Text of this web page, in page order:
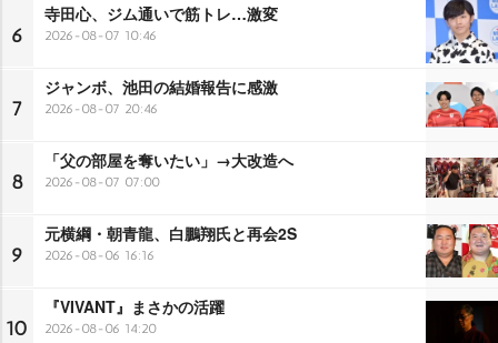
6
寺田心、ジム通いで筋トレ…激変
2026-08-07 10:46
7
ジャンボ、池田の結婚報告に感激
2026-08-07 20:46
8
「父の部屋を奪いたい」→大改造へ
2026-08-07 07:00
9
元横綱・朝青龍、白鵬翔氏と再会2S
2026-08-06 16:16
10
『VIVANT』まさかの活躍
2026-08-06 14:20